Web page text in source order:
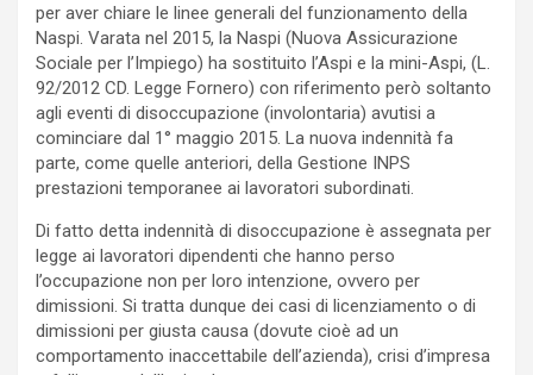
per aver chiare le linee generali del funzionamento della
Naspi. Varata nel 2015, la Naspi (Nuova Assicurazione
Sociale per l’Impiego) ha sostituito l’Aspi e la mini-Aspi, (L.
92/2012 CD. Legge Fornero) con riferimento però soltanto
agli eventi di disoccupazione (involontaria) avutisi a
cominciare dal 1° maggio 2015. La nuova indennità fa
parte, come quelle anteriori, della Gestione INPS
prestazioni temporanee ai lavoratori subordinati.
Di fatto detta indennità di disoccupazione è assegnata per
legge ai lavoratori dipendenti che hanno perso
l’occupazione non per loro intenzione, ovvero per
dimissioni. Si tratta dunque dei casi di licenziamento o di
dimissioni per giusta causa (dovute cioè ad un
comportamento inaccettabile dell’azienda), crisi d’impresa